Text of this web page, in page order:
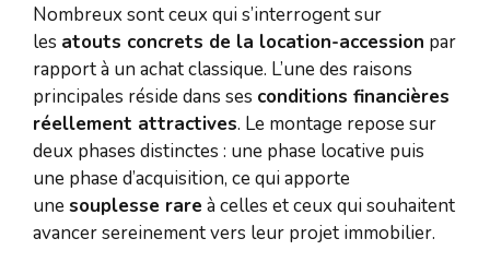
Nombreux sont ceux qui s’interrogent sur
les atouts concrets de la location-accession par
rapport à un achat classique. L’une des raisons
principales réside dans ses conditions financières
réellement attractives. Le montage repose sur
deux phases distinctes : une phase locative puis
une phase d’acquisition, ce qui apporte
unesouplesse rare à celles et ceux qui souhaitent
avancer sereinement vers leur projet immobilier.